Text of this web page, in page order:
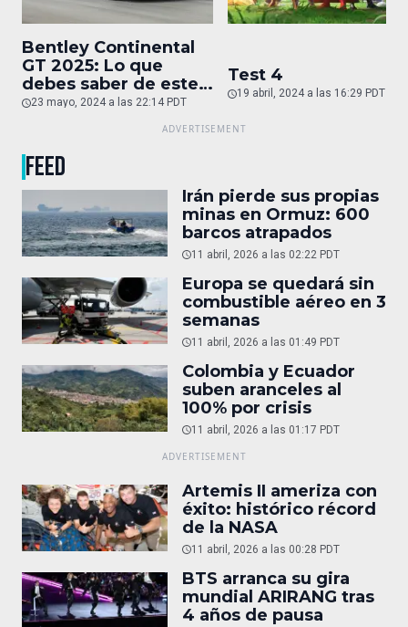
Bentley Continental
GT 2025: Lo que
debes saber de este
auto de superlujo
23 mayo, 2024 a las 22:14 PDT
Test 4
19 abril, 2024 a las 16:29 PDT
FEED
Irán pierde sus propias
minas en Ormuz: 600
barcos atrapados
11 abril, 2026 a las 02:22 PDT
Europa se quedará sin
combustible aéreo en 3
semanas
11 abril, 2026 a las 01:49 PDT
Colombia y Ecuador
suben aranceles al
100% por crisis
11 abril, 2026 a las 01:17 PDT
Artemis II ameriza con
éxito: histórico récord
de la NASA
11 abril, 2026 a las 00:28 PDT
BTS arranca su gira
mundial ARIRANG tras
4 años de pausa